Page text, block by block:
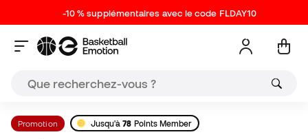
-10 % supplémentaires avec le code FLDAY10
Promotion Jusqu'à78 Points Member